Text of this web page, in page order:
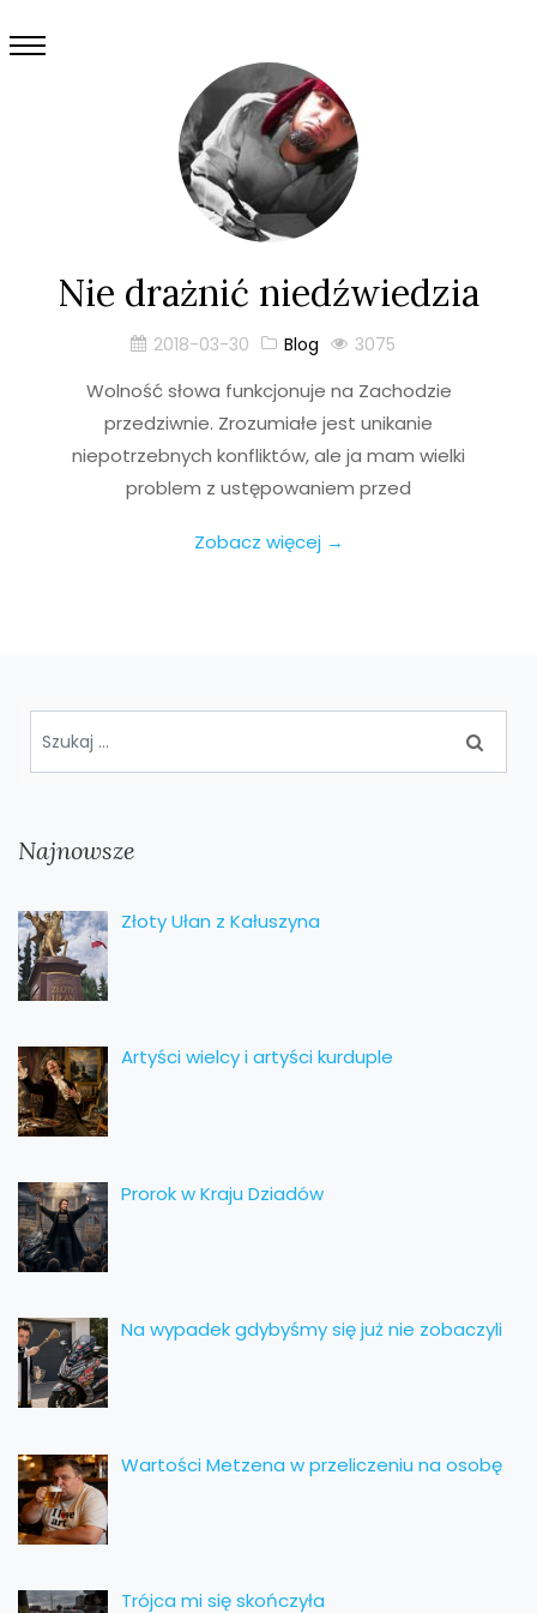
Nie drażnić niedźwiedzia
2018-03-30 Blog 3075
Wolność słowa funkcjonuje na Zachodzie
przedziwnie. Zrozumiałe jest unikanie
niepotrzebnych konfliktów, ale ja mam wielki
problem z ustępowaniem przed
Zobacz więcej →
Najnowsze
Złoty Ułan z Kałuszyna
Artyści wielcy i artyści kurduple
Prorok w Kraju Dziadów
Na wypadek gdybyśmy się już nie zobaczyli
Wartości Metzena w przeliczeniu na osobę
Trójca mi się skończyła